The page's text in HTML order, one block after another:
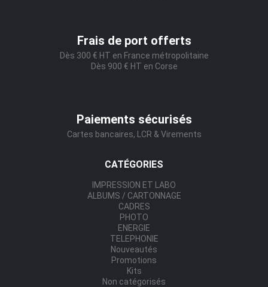
Frais de port offerts
Dès 300 € HT en France métropolitaine
Dès 900 € HT en Corse
Paiements sécurisés
Cartes bancaires, LCR & Virements
CATÉGORIES
IMPRESSION ET LABO
ALBUMS / CARTONNAGE
CADRES
PHOTO
ENERGIE
TELEPHONIE
Nouveautés
Promotions
Kits
Non catégorisés